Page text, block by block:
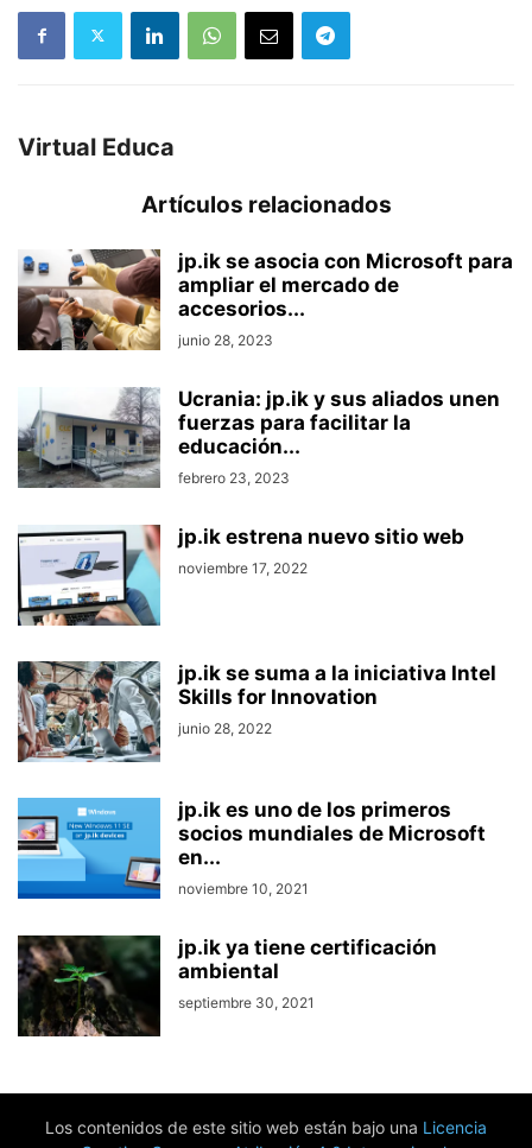
Virtual Educa
Artículos relacionados
jp.ik se asocia con Microsoft para
ampliar el mercado de
accesorios...
junio 28, 2023
Ucrania: jp.ik y sus aliados unen
fuerzas para facilitar la
educación...
febrero 23, 2023
jp.ik estrena nuevo sitio web
noviembre 17, 2022
jp.ik se suma a la iniciativa Intel
Skills for Innovation
junio 28, 2022
jp.ik es uno de los primeros
socios mundiales de Microsoft
en...
noviembre 10, 2021
jp.ik ya tiene certificación
ambiental
septiembre 30, 2021
Los contenidos de este sitio web están bajo una Licencia